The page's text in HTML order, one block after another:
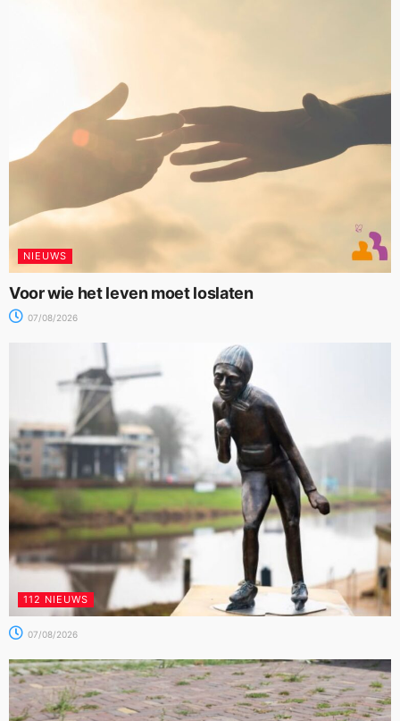
NIEUWS
Voor wie het leven moet loslaten
07/08/2026
112 NIEUWS
07/08/2026